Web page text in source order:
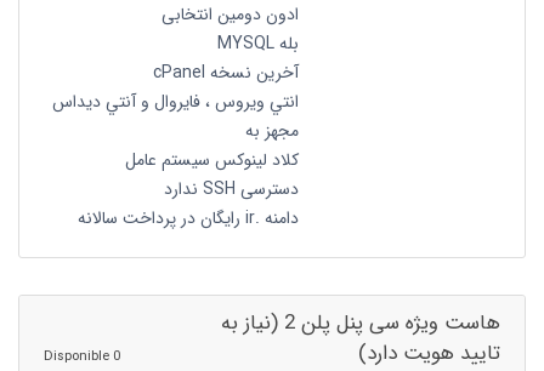
ادون دومین انتخابی
بله MYSQL
آخرین نسخه cPanel
انتي ويروس ، فايروال و آنتي ديداس
مجهز به
کلاد لینوکس سیستم عامل
دسترسی SSH ندارد
دامنه .ir رایگان در پرداخت سالانه
هاست ویژه سی پنل پلن 2 (نیاز به
تایید هویت دارد)
0 Disponible